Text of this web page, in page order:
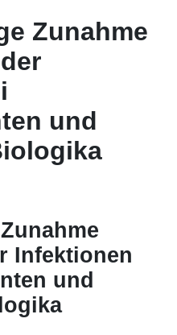
Zunahme
und
Infektionen
und